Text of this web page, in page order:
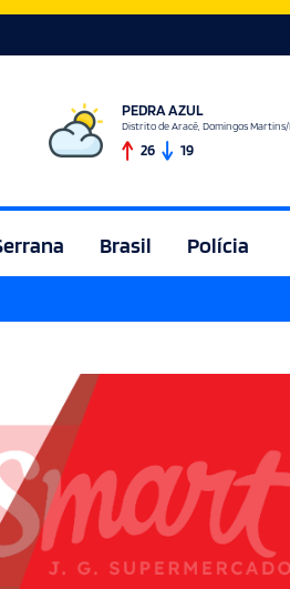
PEDRA AZUL
Distrito de Aracê, Domingos Martins/
26 19
Brasil Polícia